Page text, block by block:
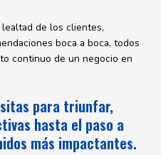
de los clientes,
boca a boca, todos
continuo de un negocio en
para triunfar,
hasta el paso a
más impactantes.